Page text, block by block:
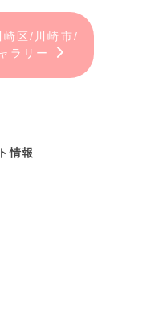
崎区/川崎市/
ラリー
情報